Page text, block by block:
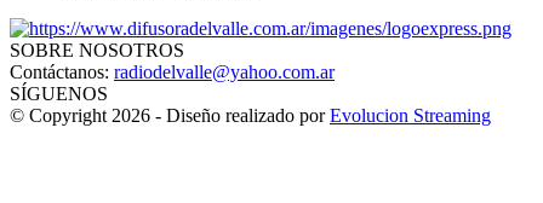
SOBRE NOSOTROS
Contáctanos: radiodelvalle@yahoo.com.ar
SÍGUENOS
© Copyright 2026 - Diseño realizado porEvolucion Streaming